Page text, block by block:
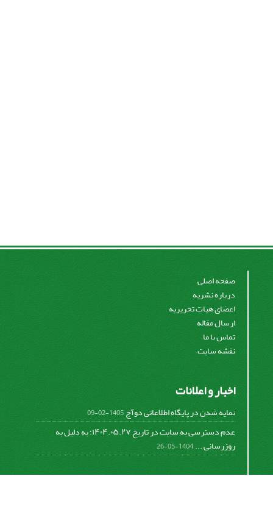
صفحه اصلی
درباره نشریه
اعضای هیات تحریریه
ارسال مقاله
تماس با ما
نقشه سایت
اخبار و اعلانات
نمایه شدن در پایگاه اطلاعاتی دوآج1405-02-09
عدم دسترسی به سایت در تاریخ ۱۴۰۴.۰۵.۲۷؛ به دلیل به
روزرسانی ...1404-05-26